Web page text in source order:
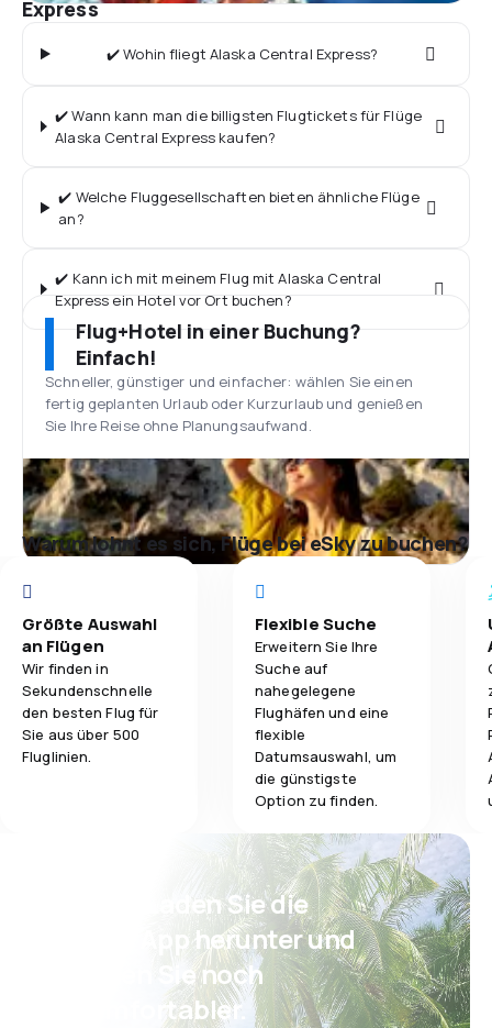
Express
✔️ Wohin fliegt Alaska Central Express?
✔️ Wann kann man die billigsten Flugtickets für Flüge
Alaska Central Express kaufen?
✔️ Welche Fluggesellschaften bieten ähnliche Flüge
an?
✔️ Kann ich mit meinem Flug mit Alaska Central
Express ein Hotel vor Ort buchen?
Flug+Hotel in einer Buchung?
Einfach!
Schneller, günstiger und einfacher: wählen Sie einen
fertig geplanten Urlaub oder Kurzurlaub und genießen
Sie Ihre Reise ohne Planungsaufwand.
Warum lohnt es sich, Flüge bei eSky zu buchen?
Größte Auswahl
an Flügen
Wir finden in
Sekundenschnelle
den besten Flug für
Sie aus über 500
Fluglinien.
Flexible Suche
Erweitern Sie Ihre
Suche auf
nahegelegene
Flughäfen und eine
flexible
Datumsauswahl, um
die günstigste
Option zu finden.
Psst! Laden Sie die
eSky App herunter und
reisen Sie noch
komfortabler.